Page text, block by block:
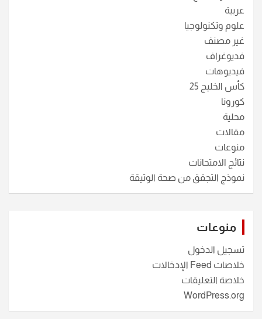
عربية
علوم وتكنولوجيا
غير مصنف
فديوغراف
فيديوهات
كأس الخليج 25
كورونا
محلية
مقالات
منوعات
نتائج الامتحانات
نموذج التجقق من صحة الوثيقة
منوعات
تسجيل الدخول
خلاصات Feed الإدخالات
خلاصة التعليقات
WordPress.org